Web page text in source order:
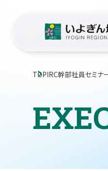
TOPIRC幹部社員セミナ